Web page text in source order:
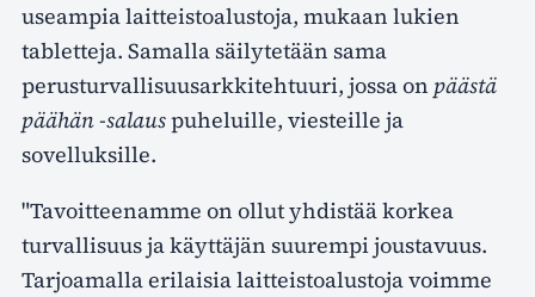
useampia laitteistoalustoja, mukaan lukien
tabletteja. Samalla säilytetään sama
perusturvallisuusarkkitehtuuri, jossa on päästä
päähän -salauspuheluille, viesteille ja
sovelluksille.
"Tavoitteenamme on ollut yhdistää korkea
turvallisuus ja käyttäjän suurempi joustavuus.
Tarjoamalla erilaisia laitteistoalustoja voimme